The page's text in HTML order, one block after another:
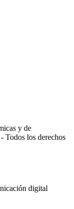
y de
Todos los derechos
digital